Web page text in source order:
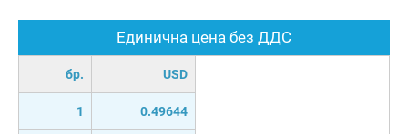
Единична цена без ДДС
бр. USD
1 0.49644